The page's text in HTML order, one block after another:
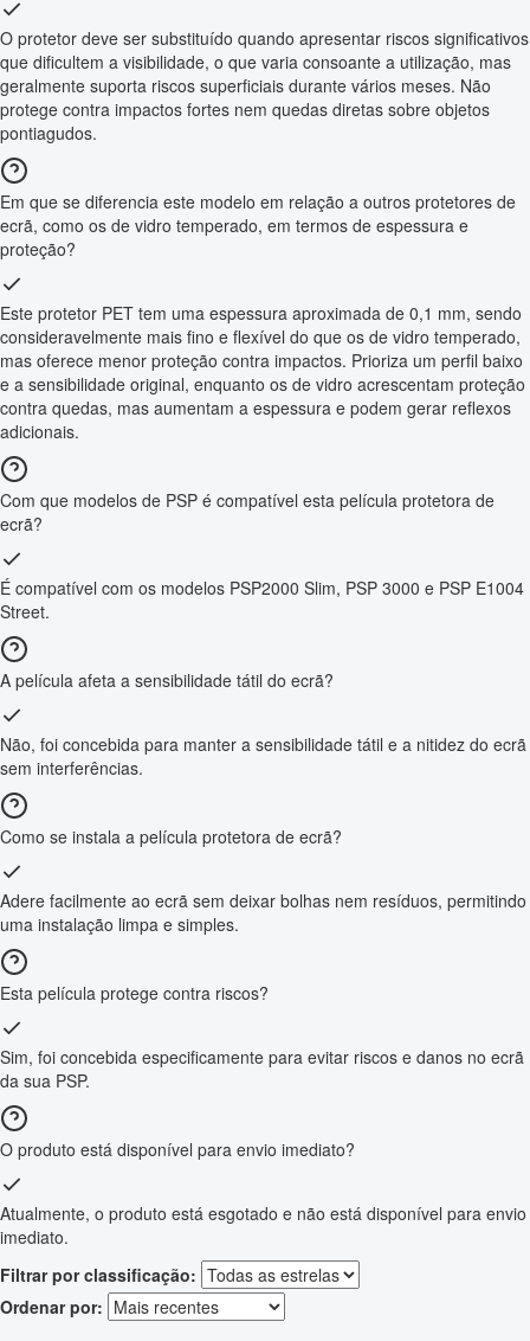
O protetor deve ser substituído quando apresentar riscos significativos
que dificultem a visibilidade, o que varia consoante a utilização, mas
geralmente suporta riscos superficiais durante vários meses. Não
protege contra impactos fortes nem quedas diretas sobre objetos
pontiagudos.
Em que se diferencia este modelo em relação a outros protetores de
ecrã, como os de vidro temperado, em termos de espessura e
proteção?
Este protetor PET tem uma espessura aproximada de 0,1 mm, sendo
consideravelmente mais fino e flexível do que os de vidro temperado,
mas oferece menor proteção contra impactos. Prioriza um perfil baixo
e a sensibilidade original, enquanto os de vidro acrescentam proteção
contra quedas, mas aumentam a espessura e podem gerar reflexos
adicionais.
Com que modelos de PSP é compatível esta película protetora de
ecrã?
É compatível com os modelos PSP2000 Slim, PSP 3000 e PSP E1004
Street.
A película afeta a sensibilidade tátil do ecrã?
Não, foi concebida para manter a sensibilidade tátil e a nitidez do ecrã
sem interferências.
Como se instala a película protetora de ecrã?
Adere facilmente ao ecrã sem deixar bolhas nem resíduos, permitindo
uma instalação limpa e simples.
Esta película protege contra riscos?
Sim, foi concebida especificamente para evitar riscos e danos no ecrã
da sua PSP.
O produto está disponível para envio imediato?
Atualmente, o produto está esgotado e não está disponível para envio
imediato.
Filtrar por classificação:
Ordenar por: